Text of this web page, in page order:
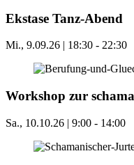
Ekstase Tanz-Abend
Mi., 9.09.26 | 18:30 - 22:30
Workshop zur
Sa., 10.10.26 | 9:00 - 14:00